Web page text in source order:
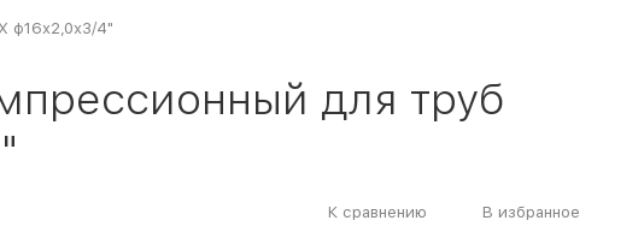
ф16х2,0х3/4"
для труб
К сравнению В избранное